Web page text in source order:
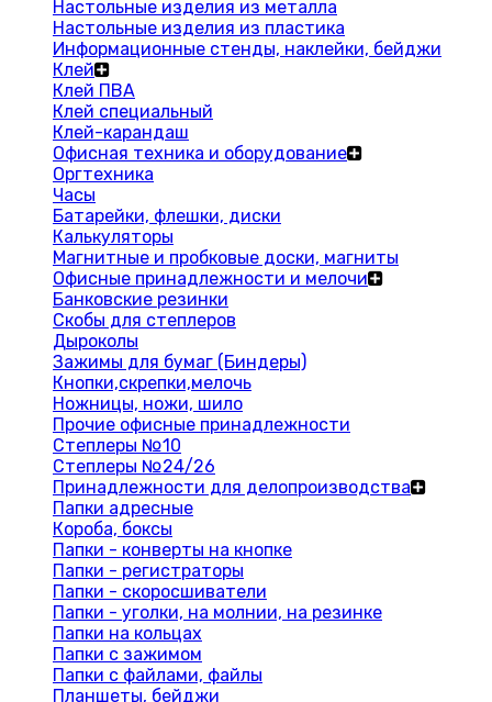
Настольные изделия из металла
Настольные изделия из пластика
Информационные стенды, наклейки, бейджи
Клей
Клей ПВА
Клей специальный
Клей-карандаш
Офисная техника и оборудование
Оргтехника
Часы
Батарейки, флешки, диски
Калькуляторы
Магнитные и пробковые доски, магниты
Офисные принадлежности и мелочи
Банковские резинки
Скобы для степлеров
Дыроколы
Зажимы для бумаг (Биндеры)
Кнопки,скрепки,мелочь
Ножницы, ножи, шило
Прочие офисные принадлежности
Степлеры №10
Степлеры №24/26
Принадлежности для делопроизводства
Папки адресные
Короба, боксы
Папки - конверты на кнопке
Папки - регистраторы
Папки - скоросшиватели
Папки - уголки, на молнии, на резинке
Папки на кольцах
Папки с зажимом
Папки с файлами, файлы
Планшеты, бейджи